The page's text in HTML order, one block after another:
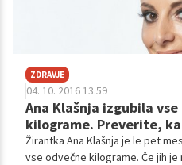
ZDRAVJE
04. 10. 2016 13.59
Ana Klašnja izgubila
kilograme. Preverite,
Žirantka Ana Klašnja je le pet
vse odvečne kilograme. Če jih